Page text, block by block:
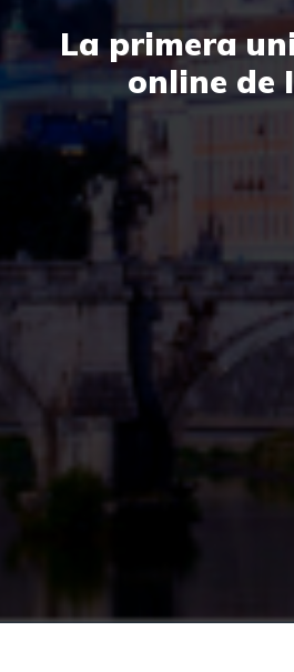
La primera
online de